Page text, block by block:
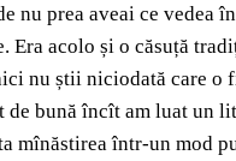
prea aveai ce vedea
acolo și o căsuță
nu știi niciodată care
bună încît am luat
într-un mod